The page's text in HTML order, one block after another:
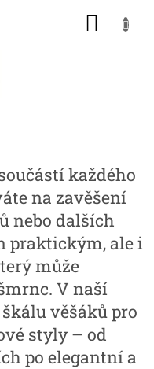
každého
na zavěšení
nebo dalších
praktickým, ale i
může
V naší
věšáků pro
styly – od
po elegantní a